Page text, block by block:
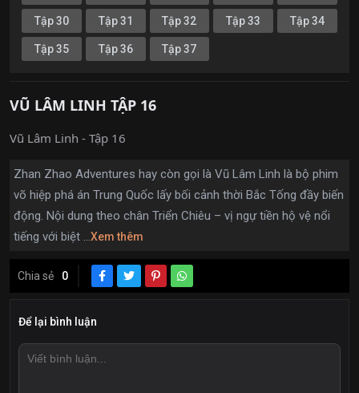
Tập 30 Tập 31 Tập 32 Tập 33 Tập 34
Tập 35 Tập 36 Tập 37
VŨ LÂM LINH TẬP 16
Vũ Lâm Linh - Tập 16
Zhan Zhao Adventures hay còn gọi là Vũ Lâm Linh là bộ phim
võ hiệp phá án Trung Quốc lấy bối cảnh thời Bắc Tống đầy biến
động. Nội dung theo chân Triển Chiêu – vị ngự tiền hộ vệ nổi
tiếng với biệt ...Xem thêm
Chia sẻ 0
Để lại bình luận